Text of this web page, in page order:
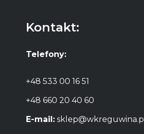
Kontakt:
Telefony:
+48 533 00 16 51
+48 660 20 40 60
E-mail: sklep@wkreguwina.pl